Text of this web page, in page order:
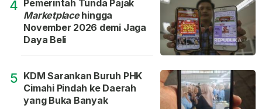
4 Pemerintah Tunda Pajak
Marketplacehingga
November 2026 demi Jaga
Daya Beli
5 KDM Sarankan Buruh PHK
Cimahi Pindah ke Daerah
yang Buka Banyak